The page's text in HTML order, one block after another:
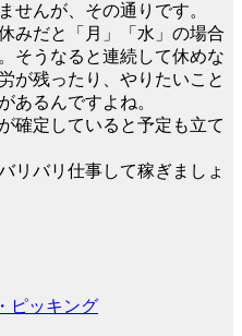
せんが、その通りです。
みだと「月」「水」の場合
そうなると連続して休めな
が残ったり、やりたいこと
あるんですよね。
確定していると予定も立て
リバリ仕事して稼ぎましょ
ピッキング